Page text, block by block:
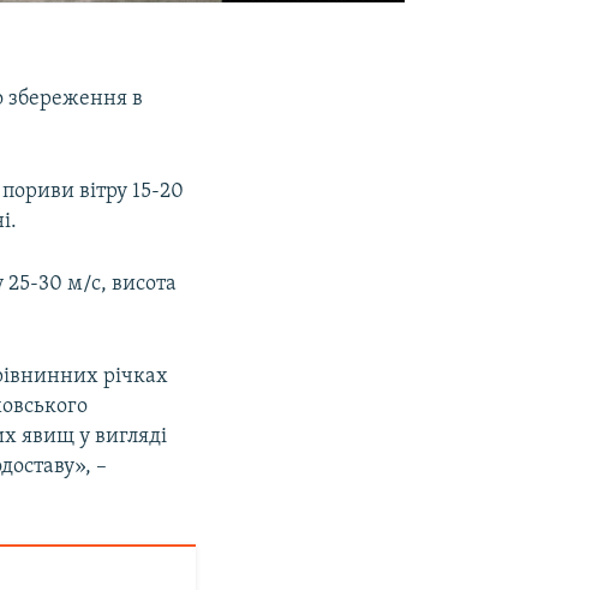
збереження в
вітру 15-20
25-30 м/с, висота
річках
явищ у вигляді
–